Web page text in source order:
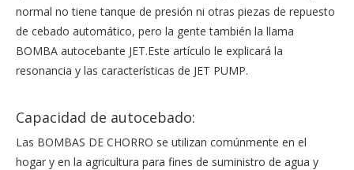
normal no tiene tanque de presión ni otras piezas de repuesto
de cebado automático, pero la gente también la llama
BOMBA autocebante JET.Este artículo le explicará la
resonancia y las características de JET PUMP.
Capacidad de autocebado:
Las BOMBAS DE CHORRO se utilizan comúnmente en el
hogar y en la agricultura para fines de suministro de agua y